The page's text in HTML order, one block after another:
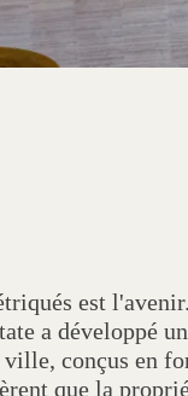
est
a développé
conçus en
que la